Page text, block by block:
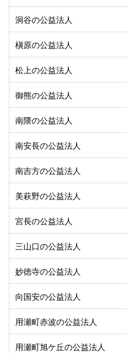
洞谷の公益法人
槇原の公益法人
松上の公益法人
御熊の公益法人
南隈の公益法人
南安長の公益法人
南吉方の公益法人
美萩野の公益法人
宮長の公益法人
三山口の公益法人
妙徳寺の公益法人
向国安の公益法人
用瀬町赤波の公益法人
用瀬町旭ケ丘の公益法人